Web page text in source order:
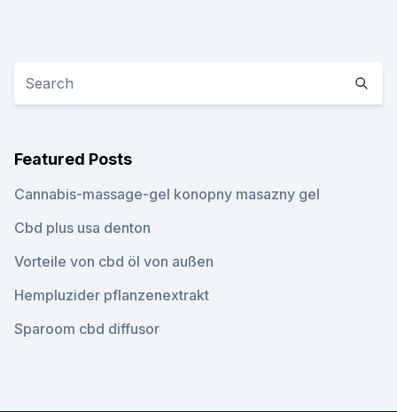
Featured Posts
Cannabis-massage-gel konopny masazny gel
Cbd plus usa denton
Vorteile von cbd öl von außen
Hempluzider pflanzenextrakt
Sparoom cbd diffusor